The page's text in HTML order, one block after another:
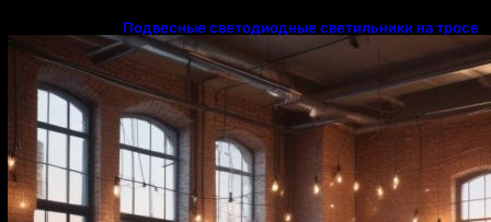
Подвесные светодиодные светильники на тросе